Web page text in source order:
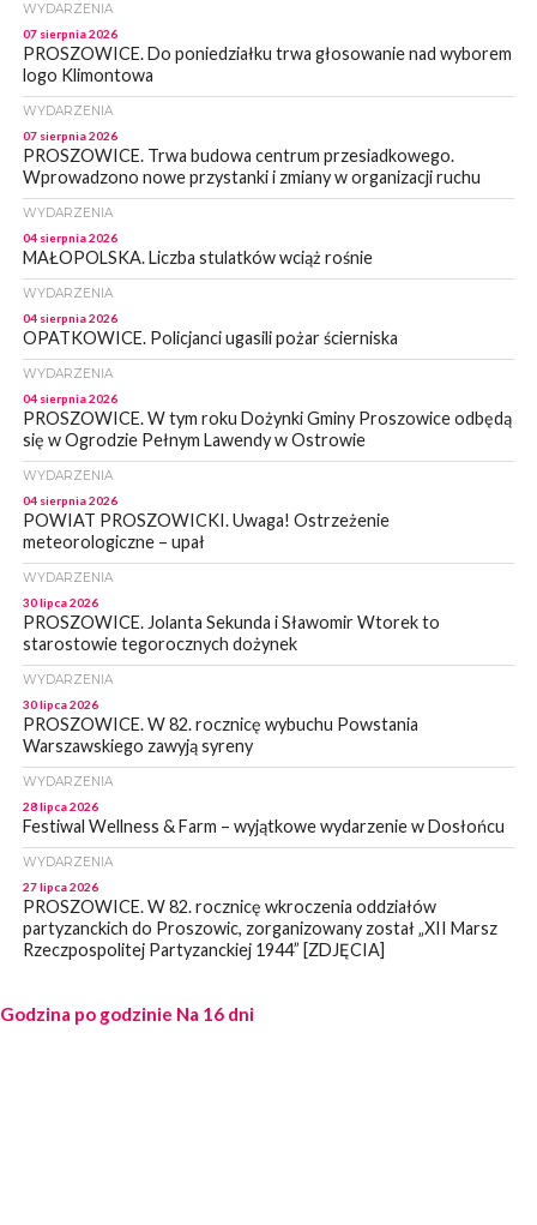
WYDARZENIA
07 sierpnia 2026
PROSZOWICE. Do poniedziałku trwa głosowanie nad wyborem
logo Klimontowa
WYDARZENIA
07 sierpnia 2026
PROSZOWICE. Trwa budowa centrum przesiadkowego.
Wprowadzono nowe przystanki i zmiany w organizacji ruchu
WYDARZENIA
04 sierpnia 2026
MAŁOPOLSKA. Liczba stulatków wciąż rośnie
WYDARZENIA
04 sierpnia 2026
OPATKOWICE. Policjanci ugasili pożar ścierniska
WYDARZENIA
04 sierpnia 2026
PROSZOWICE. W tym roku Dożynki Gminy Proszowice odbędą
się w Ogrodzie Pełnym Lawendy w Ostrowie
WYDARZENIA
04 sierpnia 2026
POWIAT PROSZOWICKI. Uwaga! Ostrzeżenie
meteorologiczne – upał
WYDARZENIA
30 lipca 2026
PROSZOWICE. Jolanta Sekunda i Sławomir Wtorek to
starostowie tegorocznych dożynek
WYDARZENIA
30 lipca 2026
PROSZOWICE. W 82. rocznicę wybuchu Powstania
Warszawskiego zawyją syreny
WYDARZENIA
28 lipca 2026
Festiwal Wellness & Farm – wyjątkowe wydarzenie w Dosłońcu
WYDARZENIA
27 lipca 2026
PROSZOWICE. W 82. rocznicę wkroczenia oddziałów
partyzanckich do Proszowic, zorganizowany został „XII Marsz
Rzeczpospolitej Partyzanckiej 1944” [ZDJĘCIA]
27 lipca 2026
PROSZOWICE. Po burzy uszkodzone słupy enegeryczne.
Godzina po godzinie Na 16 dni